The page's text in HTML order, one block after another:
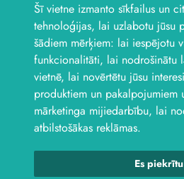
Šī vietne izmanto sīkfailus un
tehnoloģijas, lai uzlabotu jūsu
šādiem mērķiem: lai iespējotu
funkcionalitāti, lai nodrošinātu
vietnē, lai novērtētu jūsu
produktiem un pakalpojumiem
mārketinga mijiedarbību, lai
atbilstošākas reklāmas.
Es piekrītu
Veikals Jelgavā, Aviācijas
iela 8B
Seko mums